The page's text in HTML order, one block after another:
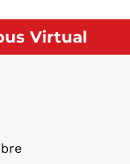
Virtual